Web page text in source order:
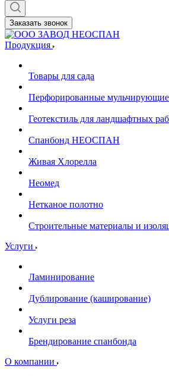
Заказать звонок
Продукция
Товары для сада
Перфорированные
Геотекстиль для ландшафтных
Спанбонд НЕОСПАН
Живая Хлорелла
Нeомед
Нетканое полотно
Строительные материалы и
Услуги
Ламинирование
Дублирование (каширование)
Услуги реза
Брендирование спанбонда
О компании